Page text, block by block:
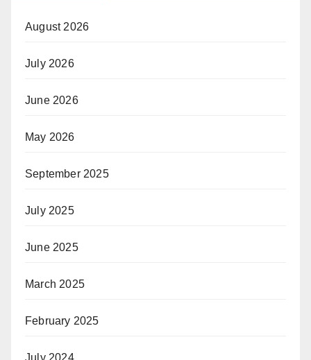
August 2026
July 2026
June 2026
May 2026
September 2025
July 2025
June 2025
March 2025
February 2025